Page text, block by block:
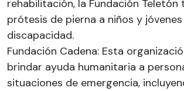
rehabilitación, la Fundación Teletón
prótesis de pierna a niños y
discapacidad.
Fundación Cadena: Esta
brindar ayuda humanitaria a
situaciones de emergencia,